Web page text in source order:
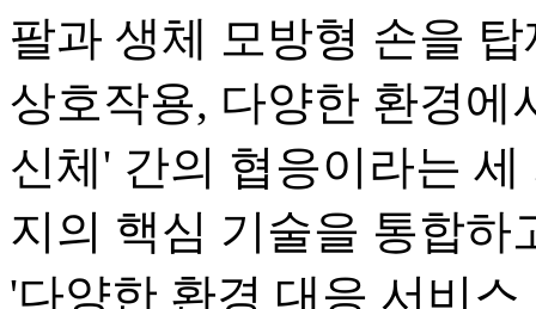
팔과 생체 모방형 손을
상호작용, 다양한 환경에
신체' 간의 협응이라는
지의 핵심 기술을 통합하
'다양한 환경 대응 서비